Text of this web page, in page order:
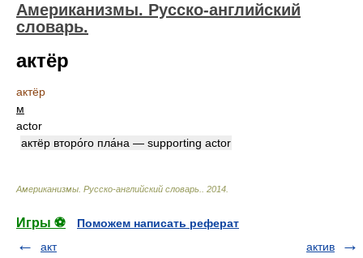
Американизмы. Русско-английский
словарь.
актёр
актёр
м
actor
актёр второ́го пла́на — supporting actor
Американизмы. Русско-английский словарь. 2014
Игры ⚽
Поможем написать реферат
акт
актив